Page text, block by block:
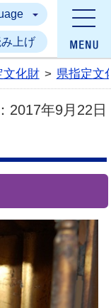
うら市
上げ
文化財 > 県指定文
2017年9月22日